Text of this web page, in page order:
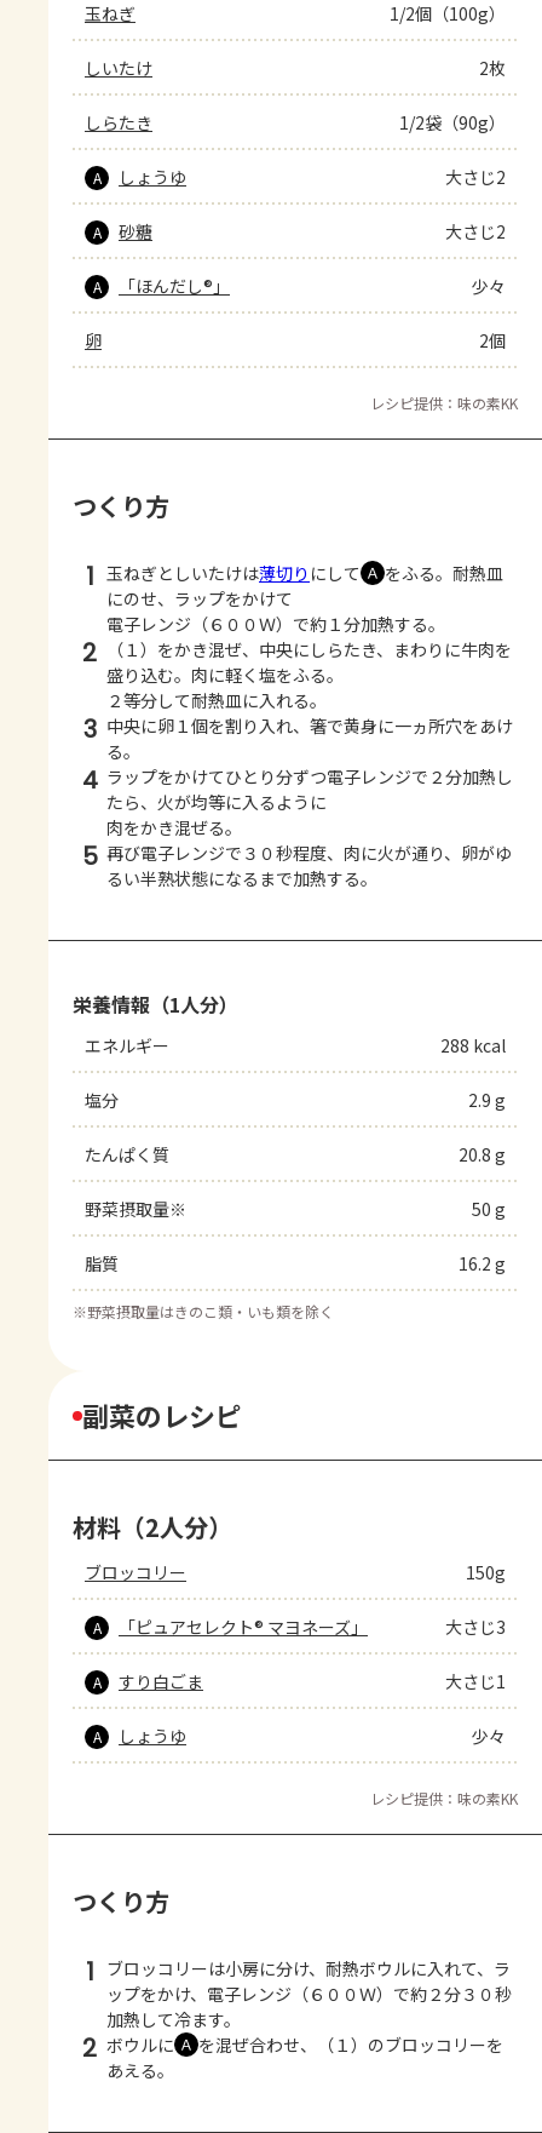
玉ねぎ 1/2個（100g）
しいたけ 2枚
しらたき 1/2袋（90g）
A しょうゆ 大さじ2
A 砂糖 大さじ2
A 「ほんだし®」 少々
卵 2個
レシピ提供：味の素KK
つくり方
1 玉ねぎとしいたけは薄切り にして Ａ をふる。耐熱皿
にのせ、ラップをかけて
電子レンジ（６００Ｗ）で約１分加熱する。
2
（１）をかき混ぜ、中央にしらたき、まわりに牛肉を
盛り込む。肉に軽く塩をふる。
２等分して耐熱皿に入れる。
3 中央に卵１個を割り入れ、箸で黄身に一ヵ所穴をあけ
る。
4 ラップをかけてひとり分ずつ電子レンジで２分加熱し
たら、火が均等に入るように
肉をかき混ぜる。
5 再び電子レンジで３０秒程度、肉に火が通り、卵がゆ
るい半熟状態になるまで加熱する。
栄養情報（1人分）
エネルギー 288 kcal
塩分 2.9 g
たんぱく質 20.8 g
野菜摂取量※ 50 g
脂質 16.2 g
※野菜摂取量はきのこ類・いも類を除く
副菜のレシピ
材料（2人分）
ブロッコリー 150g
A 「ピュアセレクト® マヨネーズ」 大さじ3
A すり白ごま 大さじ1
A しょうゆ 少々
レシピ提供：味の素KK
つくり方
1 ブロッコリーは小房に分け、耐熱ボウルに入れて、ラ
ップをかけ、電子レンジ（６００Ｗ）で約２分３０秒
加熱して冷ます。
2 ボウルに Ａ を混ぜ合わせ、（１）のブロッコリーを
あえる。